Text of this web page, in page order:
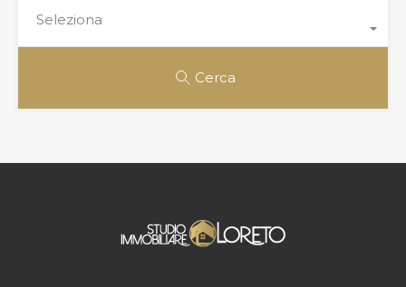
Seleziona
Cerca